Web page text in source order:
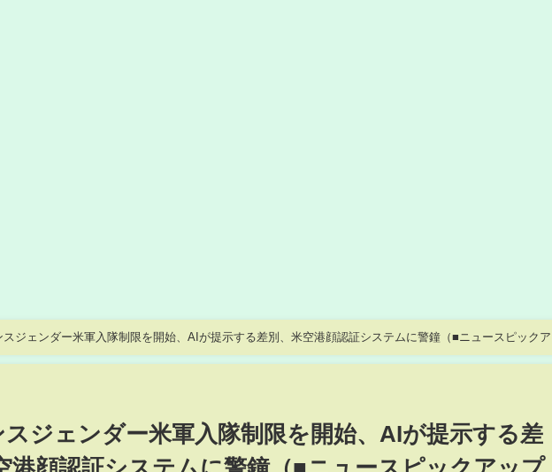
スジェンダー米軍入隊制限を開始、AIが提示する差別、米空港顔認証システムに警鐘（■ニュースピックア
ジェンダー米軍入隊制限を開始、AIが提示する差
港顔認証システムに警鐘（■ニュースピックアップ